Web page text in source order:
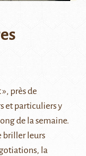
près de
et particuliers y
de la semaine.
briller leurs
la